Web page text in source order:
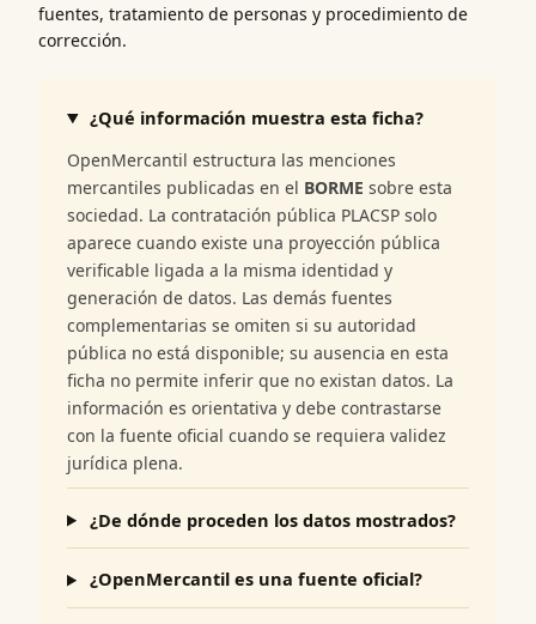
fuentes, tratamiento de personas y procedimiento de
corrección.
¿Qué información muestra esta ficha?
OpenMercantil estructura las menciones
mercantiles publicadas en el BORME sobre esta
sociedad. La contratación pública PLACSP solo
aparece cuando existe una proyección pública
verificable ligada a la misma identidad y
generación de datos. Las demás fuentes
complementarias se omiten si su autoridad
pública no está disponible; su ausencia en esta
ficha no permite inferir que no existan datos. La
información es orientativa y debe contrastarse
con la fuente oficial cuando se requiera validez
jurídica plena.
¿De dónde proceden los datos mostrados?
¿OpenMercantil es una fuente oficial?